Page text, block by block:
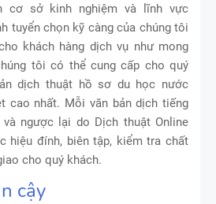
cơ sở kinh nghiệm và lĩnh vực
tuyển chọn kỹ càng của chúng tôi
khách hàng dịch vụ như mong
tôi có thể cung cấp cho quý
dịch thuật hồ sơ du học nước
cao nhất. Mỗi văn bản dịch tiếng
ngược lại do Dịch thuật Online
hiệu đính, biên tập, kiểm tra chất
cho quý khách.
cậy